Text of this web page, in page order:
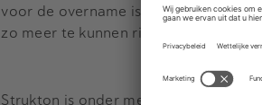
voor de overname is betaald.
zo meer te kunnen richten op
Strukton is onder meer bekend door